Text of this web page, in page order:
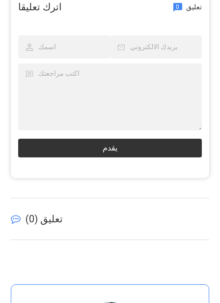
اترك تعليقا 0 تعليق
يقدم
تعليق ( 0
)